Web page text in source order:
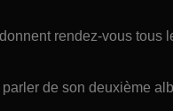
rendez-vous tous
de son deuxième